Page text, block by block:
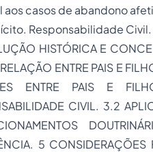
casos de abandono
Responsabilidade Civil.
HISTÓRICA E
ENTRE PAIS E
ENTRE PAIS E
CIVIL. 3.2
5 CONSIDERAÇÕES